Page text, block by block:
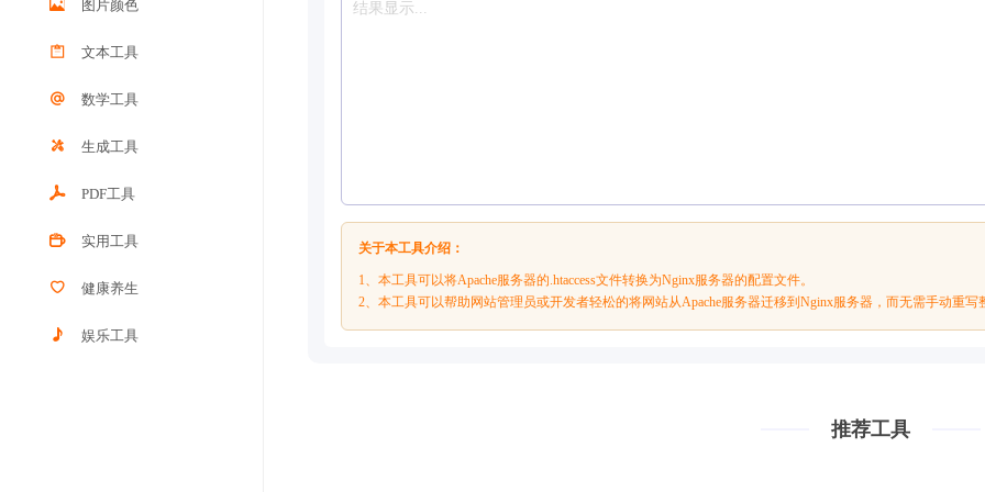
图片颜色
文本工具
数学工具
生成工具
PDF工具
实用工具
健康养生
娱乐工具
关于本工具介绍：
1、本工具可以将Apache服务器的.htaccess文件转换为Nginx服务器的配置文件。
2、本工具可以帮助网站管理员或开发者轻松的将网站从Apache服务器迁移到Nginx服务器，而无需手动重写
推荐工具